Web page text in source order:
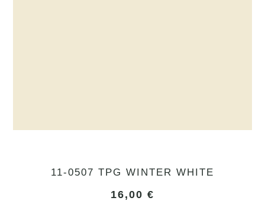
11-0507 TPG WINTER WHITE
16,00 €